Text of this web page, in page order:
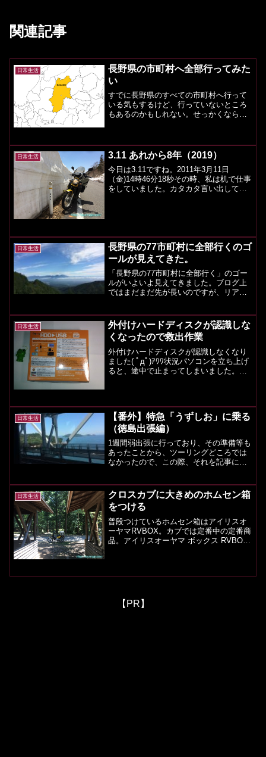
関連記事
日常生活
長野県の市町村へ全部行ってみた
い
すでに長野県のすべての市町村へ行って
いる気もするけど、行っていないところ
もあるのかもしれない。せっかくなら全
結果：77市町村＼(^o^...
日常生活 3.11 あれから8年（2019）
今日は3.11ですね。2011年3月11日
（金)14時46分18秒その時、私は机で仕事
をしていました。カタカタ言い出して、
日常生活
長野県の77市町村に全部行くのゴ
ールが見えてきた。
「長野県の77市町村に全部行く」のゴー
ルがいよいよ見えてきました。ブログ上
ではまだまだ先が長いのですが、リアル
周り、最後の根羽村役場に来て一緒にゴ
ールしてくれる人が...
日常生活
外付けハードディスクが認識しな
くなったので救出作業
外付けハードディスクが認識しなくなり
ました( ﾟдﾟ)ｱﾜﾜ状況パソコンを立ち上げ
ると、途中で止まってしまいました。最
に接続してい...
日常生活
【番外】特急「うずしお」に乗る
（徳島出張編）
1週間弱出張に行っており、その準備等も
あったことから、ツーリングどころでは
なかったので、この際、それを記事にし
た。名古屋からは新幹線です～クロスカ
ブで四国へ行っている...
日常生活
クロスカブに大きめのホムセン箱
をつける
普段つけているホムセン箱はアイリスオ
ーヤマRVBOX。カブでは定番中の定番商
品。アイリスオーヤマ ボックス RVBOX
【PR】